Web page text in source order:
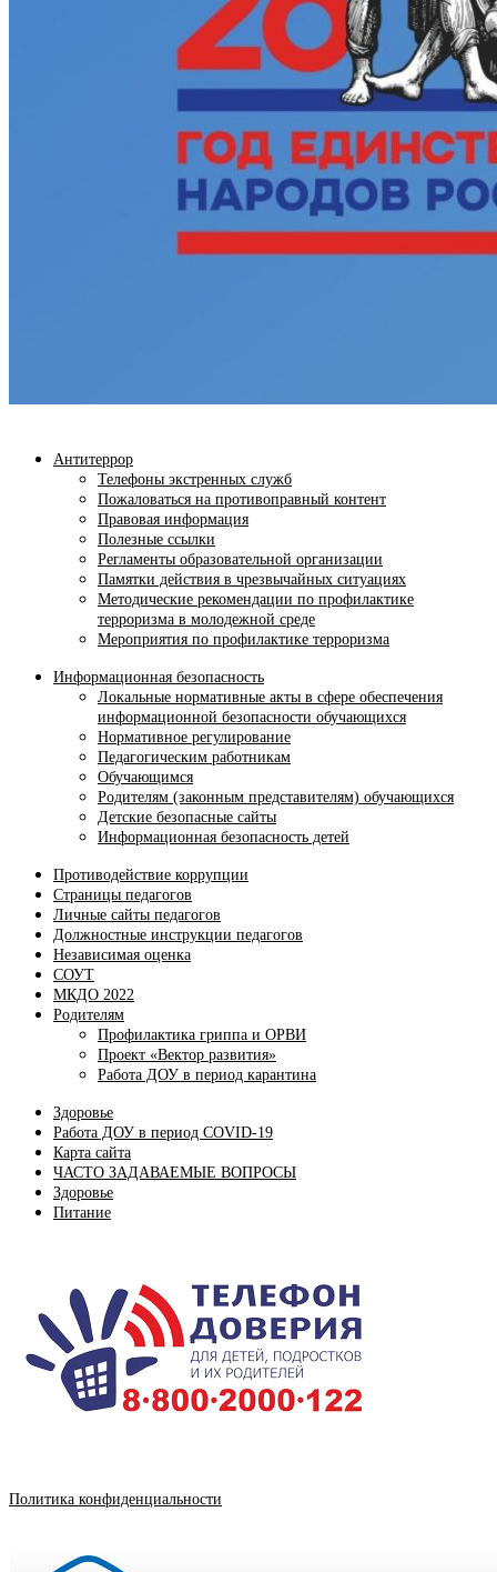
Антитеррор
Телефоны экстренных служб
Пожаловаться на противоправный контент
Правовая информация
Полезные ссылки
Регламенты образовательной организации
Памятки действия в чрезвычайных ситуациях
Методические рекомендации по профилактике
терроризма в молодежной среде
Мероприятия по профилактике терроризма
Информационная безопасность
Локальные нормативные акты в сфере обеспечения
информационной безопасности обучающихся
Нормативное регулирование
Педагогическим работникам
Обучающимся
Родителям (законным представителям) обучающихся
Детские безопасные сайты
Информационная безопасность детей
Противодействие коррупции
Страницы педагогов
Личные сайты педагогов
Должностные инструкции педагогов
Независимая оценка
СОУТ
МКДО 2022
Родителям
Профилактика гриппа и ОРВИ
Проект «Вектор развития»
Работа ДОУ в период карантина
Здоровье
Работа ДОУ в период COVID-19
Карта сайта
ЧАСТО ЗАДАВАЕМЫЕ ВОПРОСЫ
Здоровье
Питание
Политика конфиденциальности